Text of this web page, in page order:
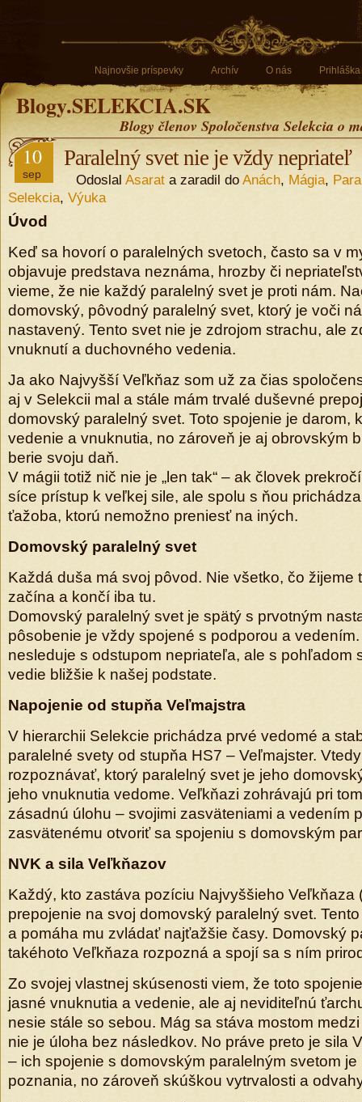
Najnovšie príspevky Archív O nás Prihláška
Blogy.SELEKCIA.SK
Blogy členov Spoločenstva Selekcia o
10
sep
Paralelný svet nie je vždy nepriateľ
Odoslal Asarat a zaradil do Anách, Mágia,
Selekcia, Výuka
Úvod
Keď sa hovorí o paralelných svetoch, často sa v
objavuje predstava neznáma, hrozby či
vieme, že nie každý paralelný svet je proti nám.
domovský, pôvodný paralelný svet, ktorý je voči
nastavený. Tento svet nie je zdrojom strachu, ale
vnuknutí a duchovného vedenia.
Ja ako Najvyšší Veľkňaz som už za čias
aj v Selekcii mal a stále mám trvalé duševné
domovský paralelný svet. Toto spojenie je darom,
vedenie a vnuknutia, no zároveň je aj obrovským
berie svoju daň.
V mágii totiž nič nie je „len tak“ – ak človek
síce prístup k veľkej sile, ale spolu s ňou
ťažoba, ktorú nemožno preniesť na iných.
Domovský paralelný svet
Každá duša má svoj pôvod. Nie všetko, čo žijeme
začína a končí iba tu.
Domovský paralelný svet je spätý s prvotným
pôsobenie je vždy spojené s podporou a
nesleduje s odstupom nepriateľa, ale s pohľadom
vedie bližšie k našej podstate.
Napojenie od stupňa Veľmajstra
V hierarchii Selekcie prichádza prvé vedomé a
paralelné svety od stupňa HS7 – Veľmajster.
rozpoznávať, ktorý paralelný svet je jeho
jeho vnuknutia vedome. Veľkňazi zohrávajú pri
zásadnú úlohu – svojimi zasväteniami a vedením
zasvätenému otvoriť sa spojeniu s domovským
NVK a sila Veľkňazov
Každý, kto zastáva pozíciu Najvyššieho Veľkňaza
prepojenie na svoj domovský paralelný svet.
a pomáha mu zvládať najťažšie časy. Domovský
takéhoto Veľkňaza rozpozná a spojí sa s ním
Zo svojej vlastnej skúsenosti viem, že toto
jasné vnuknutia a vedenie, ale aj neviditeľnú
nesie stále so sebou. Mág sa stáva mostom
nie je úloha bez následkov. No práve preto je sila
– ich spojenie s domovským paralelným svetom
poznania, no zároveň skúškou vytrvalosti a